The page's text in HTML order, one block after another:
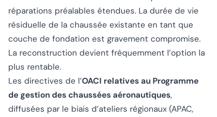
réparations préalables étendues. La durée de vie
résiduelle de la chaussée existante en tant que
couche de fondation est gravement compromise.
La reconstruction devient fréquemment l’option la
plus rentable.
Les directives de l’OACI relatives au Programme
de gestion des chaussées aéronautiques,
diffusées par le biais d’ateliers régionaux (APAC,